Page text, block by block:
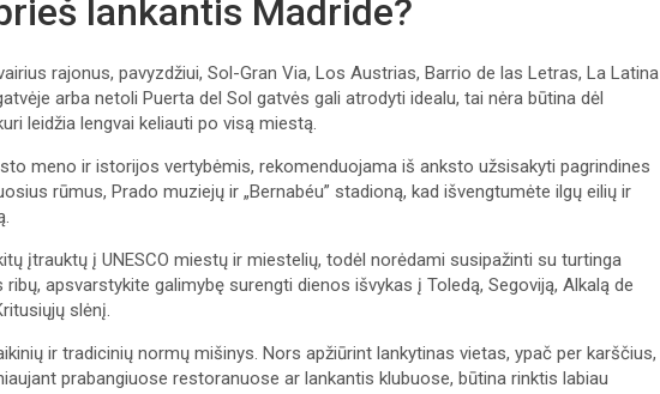
lankantis Madride?
rajonus, pavyzdžiui, Sol-Gran Via, Los Austrias, Barrio de las Letras, La Latina
arba netoli Puerta del Sol gatvės gali atrodyti idealu, tai nėra būtina dėl
leidžia lengvai keliauti po visą miestą.
meno ir istorijos vertybėmis, rekomenduojama iš anksto užsisakyti pagrindines
rūmus, Prado muziejų ir „Bernabéu” stadioną, kad išvengtumėte ilgų eilių ir
įtrauktų į UNESCO miestų ir miestelių, todėl norėdami susipažinti su turtinga
apsvarstykite galimybę surengti dienos išvykas į Toledą, Segoviją, Alkalą de
slėnį.
ir tradicinių normų mišinys. Nors apžiūrint lankytinas vietas, ypač per karščius,
prabangiuose restoranuose ar lankantis klubuose, būtina rinktis labiau